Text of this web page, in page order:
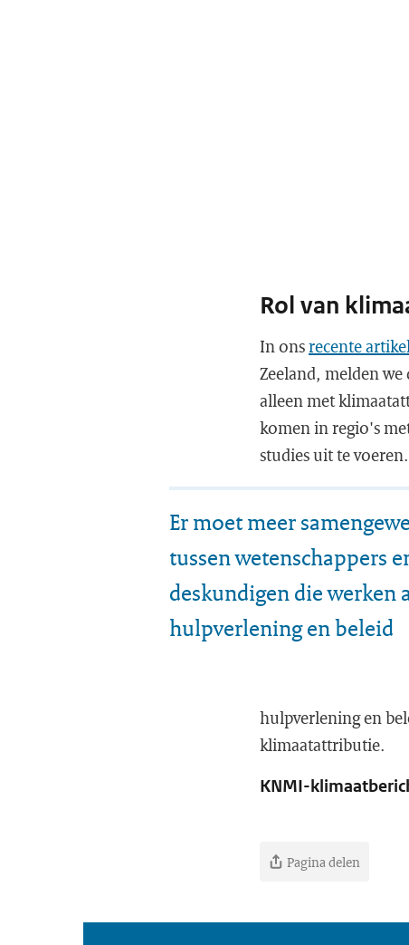
Rol van
In onsrecente
Zeeland, melden
alleen met
komen in regio's
studies uit te voeren.
Er moet meer
tussen wetenschappers
deskundigen die werken
hulpverlening en beleid
hulpverlening en
klimaatattributie.
KNMI-
Pagina delen